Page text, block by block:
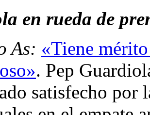
en rueda de
As: «Tiene
. Pep
satisfecho por